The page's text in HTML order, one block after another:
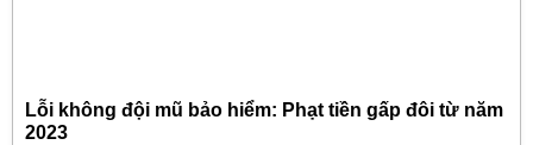
Lỗi không đội mũ bảo hiểm: Phạt tiền gấp đôi từ năm
2023